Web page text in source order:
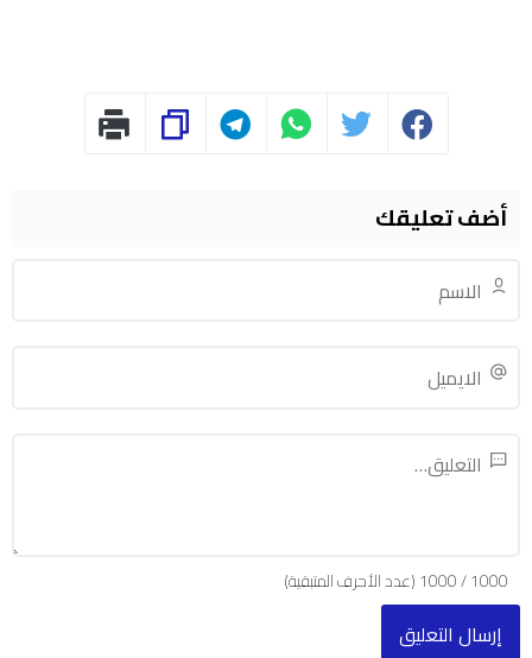
أضف تعليقك
1000
/
1000(عدد الأحرف المتبقية)